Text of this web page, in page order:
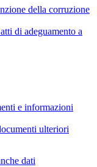
della corruzione
di adeguamento a
e informazioni
ulteriori
dati